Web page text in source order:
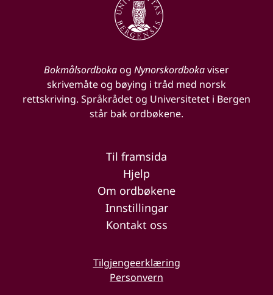
Bokmålsordbokaog Nynorskordbokaviser
skrivemåte og bøying i tråd med norsk
rettskriving. Språkrådet og Universitetet i Bergen
står bak ordbøkene.
Til framsida
Hjelp
Om ordbøkene
Innstillingar
Kontakt oss
Tilgjengeerklæring
Personvern